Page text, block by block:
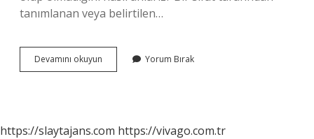
tanımlanan veya belirtilen…
Devamını okuyun
Kapı
Yorum Bırak
https://slaytajans.com https://vivago.com.tr